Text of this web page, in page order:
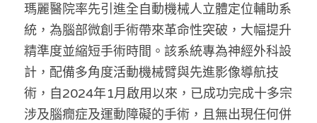
高松傑專欄
林伯強專欄
馮煒光專欄
趙處機專欄
支持讚助
條款及細則
關於我們
English
瑪麗醫院率先引進全自動機械人立體定位輔助系
統，為腦部微創手術帶來革命性突破，大幅提升
精準度並縮短手術時間。該系統專為神經外科設
計，配備多角度活動機械臂與先進影像導航技
術，自2024年1月啟用以來，已成功完成十多宗
涉及腦癇症及運動障礙的手術，且無出現任何併